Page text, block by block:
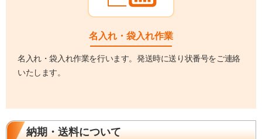
名入れ・袋入れ作業
名入れ・袋入れ作業を行います。発送時に送り状番号をご連絡
いたします。
納期・送料について